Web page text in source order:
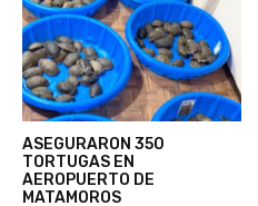
ASEGURARON 350
TORTUGAS EN
AEROPUERTO DE
MATAMOROS